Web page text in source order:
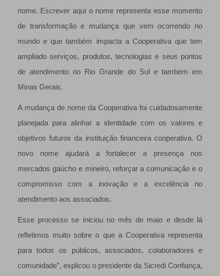
nome. Escrever aqui o nome representa esse momento
de transformação e mudança que vem ocorrendo no
mundo e que também impacta a Cooperativa que tem
ampliado serviços, produtos, tecnologias e seus pontos
de atendimento no Rio Grande do Sul e também em
Minas Gerais.
A mudança de nome da Cooperativa foi cuidadosamente
planejada para alinhar a identidade com os valores e
objetivos futuros da instituição financeira cooperativa. O
novo nome ajudará a fortalecer a presença nos
mercados gaúcho e mineiro, reforçar a comunicação e o
compromisso com a inovação e a excelência no
atendimento aos associados.
Esse processo se iniciou no mês de maio e desde lá
refletimos muito sobre o que a Cooperativa representa
para todos os públicos, associados, colaboradores e
comunidade”, explicou o presidente da Sicredi Confiança,